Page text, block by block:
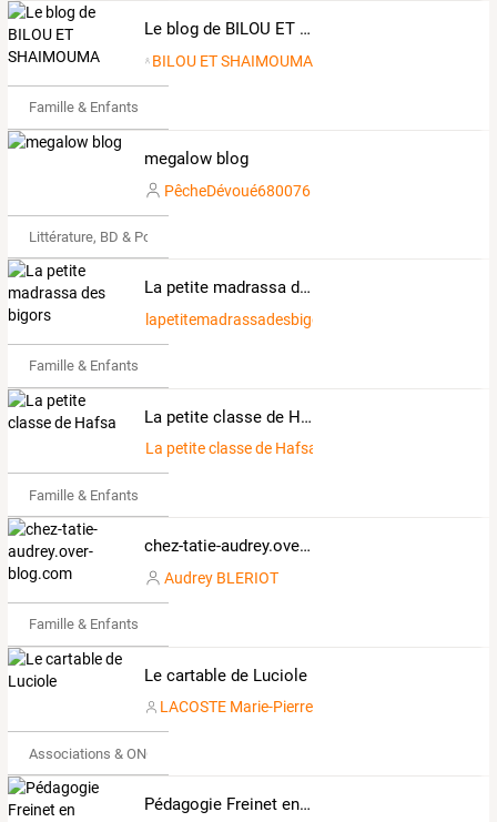
Le blog de BILOU ET SHAIMOUMA
BILOU ET SHAIMOUMA
Famille & Enfants
megalow blog
PêcheDévoué680076
Littérature, BD & Poésie
La petite madrassa des bigors
lapetitemadrassadesbigors
Famille & Enfants
La petite classe de Hafsa
La petite classe de Hafsa
Famille & Enfants
chez-tatie-audrey.over-blog.com
Audrey BLERIOT
Famille & Enfants
Le cartable de Luciole
LACOSTE Marie-Pierre
Associations & ONG
Pédagogie Freinet en Gironde